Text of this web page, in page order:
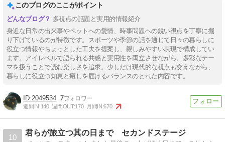
このブログのここがポイント
多視点の話題と実用的情報紹介
身近な日常の出来事やペットへの愛情、時事問題への鋭い視点を丁寧に掘
り下げているのが特徴です。スポーツや季節の話を通じて日々の暮らしに
役立つ情報やちょっとした工夫を提案し、親しみやすい表現で構成してい
ます。アイレベルで語られる共感と実用性を両立させながら、多彩なテー
マを扱うことで読む楽しさを追求。少しだけ現代的な視点も交えながら、
暮らしに役立つ知恵と癒しを届けるバランスのとれた内容です。
2049534 7
週間IN:140 週間OUT:170 月間IN:670
10
君らが旅立つ其の日まで セカンドステージ